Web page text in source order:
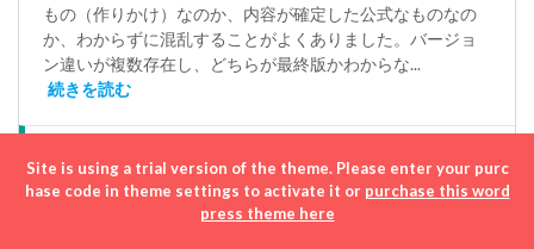
もの（作りかけ）なのか、内容が確定した公式なものなの
か、わからずに混乱することがよくありました。バージョ
ン違いが複数存在し、どちらが最終版かわからな...
続きを読む
Site is using a trial version of the theme. Please enter your purc
hase code in theme settings to activate it or purchase this word
press theme here